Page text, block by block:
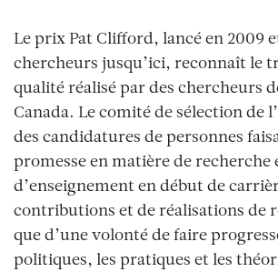
Le prix Pat Clifford, lancé en 2009
chercheurs jusqu’ici, reconnaît le
qualité réalisé par des chercheurs
Canada. Le comité de sélection de
des candidatures de personnes
promesse en matière de recherche
d’enseignement en début de
contributions et de réalisations de
que d’une volonté de faire
politiques, les pratiques et les